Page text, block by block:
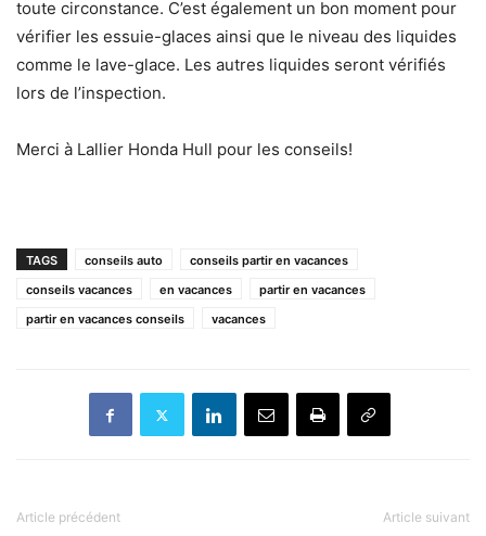
toute circonstance. C’est également un bon moment pour
vérifier les essuie-glaces ainsi que le niveau des liquides
comme le lave-glace. Les autres liquides seront vérifiés
lors de l’inspection.
Merci à Lallier Honda Hull pour les conseils!
TAGS conseils auto
conseils partir en vacances
conseils vacances
en vacances
partir en vacances
partir en vacances conseils
vacances
Article précédent Article suivant